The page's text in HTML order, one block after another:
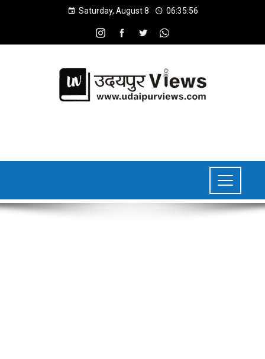
Saturday, August 8 06:35:57